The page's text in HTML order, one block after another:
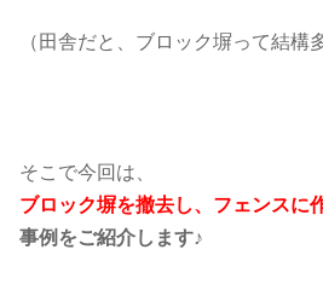
（田舎だと、ブロック塀って結構
そこで今回は、
ブロック塀を撤去し、フェンスに
事例をご紹介します♪